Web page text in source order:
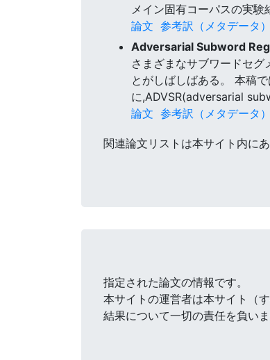
メイン固有コーパスの実験
論文 参考訳（メタデータ）
Adversarial Subword
さまざまなサブワードセ
とがしばしばある。 本稿
に,ADVSR(adversarial
論文 参考訳（メタデータ）
関連論文リストは本サイト内に
指定された論文の情報です。
本サイトの運営者は本サイト（
結果について一切の責任を負いま